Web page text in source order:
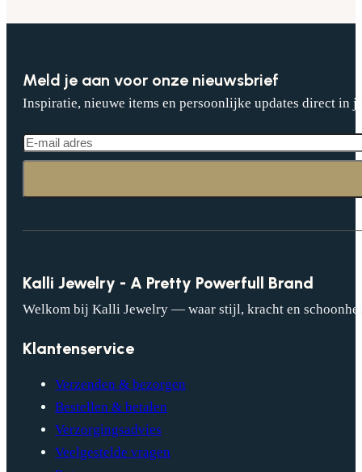
Meld je aan voor onze nieuwsbrief
Inspiratie, nieuwe items en persoonlijke updates direct in
Kalli Jewelry - A Pretty Powerfull Brand
Welkom bij Kalli Jewelry — waar stijl, kracht en
Klantenservice
Verzenden & bezorgen
Bestellen & betalen
Verzorgingsadvies
Veelgestelde vragen